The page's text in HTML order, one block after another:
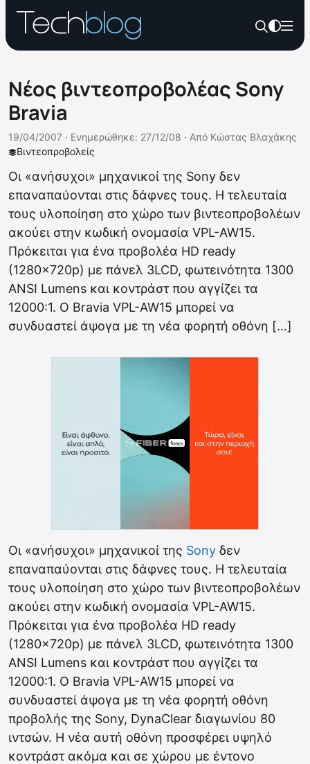
Νέος βιντεοπροβολέας Sony
Bravia
Βιντεοπροβολείς
19/04/2007 · Ενημερώθηκε: 27/12/08 · Από Κώστας Βλαχάκης
Οι «ανήσυχοι» μηχανικοί της Sony δεν
επαναπαύονται στις δάφνες τους. Η τελευταία
τους υλοποίηση στο χώρο των βιντεοπροβολέων
ακούει στην κωδική ονομασία VPL-AW15.
Πρόκειται για ένα προβολέα HD ready
(1280x720p) με πάνελ 3LCD, φωτεινότητα 1300
ANSI Lumens και κοντράστ που αγγίζει τα
12000:1. Ο Bravia VPL-AW15 μπορεί να
συνδυαστεί άψογα με τη νέα φορητή οθόνη […]
Οι «ανήσυχοι» μηχανικοί της Sony δεν
επαναπαύονται στις δάφνες τους. Η τελευταία
τους υλοποίηση στο χώρο των βιντεοπροβολέων
ακούει στην κωδική ονομασία VPL-AW15.
Πρόκειται για ένα προβολέα HD ready
(1280x720p) με πάνελ 3LCD, φωτεινότητα 1300
ANSI Lumens και κοντράστ που αγγίζει τα
12000:1. Ο Bravia VPL-AW15 μπορεί να
συνδυαστεί άψογα με τη νέα φορητή οθόνη
προβολής της Sony, DynaClear διαγωνίου 80
ιντσών. Η νέα αυτή οθόνη προσφέρει υψηλό
κοντράστ ακόμα και σε χώρου με έντονο